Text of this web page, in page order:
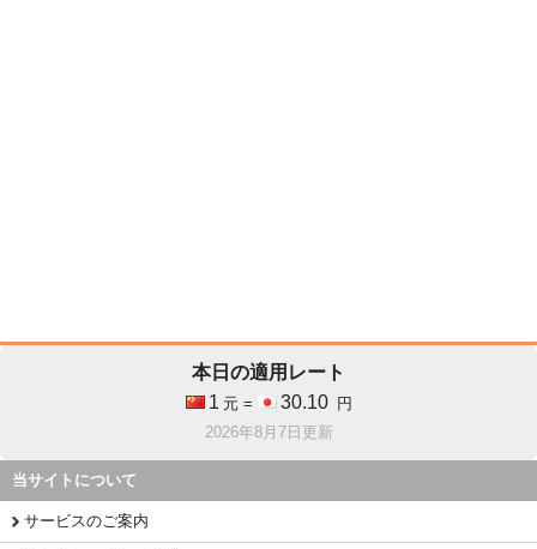
本日の適用レート
1 元 = 30.10
円
2026年8月7日更新
当サイトについて
サービスのご案内